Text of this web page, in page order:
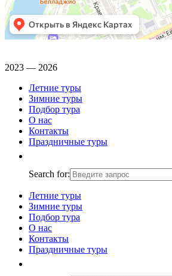
2023 — 2026
Летние туры
Зимние туры
Подбор тура
О нас
Контакты
Праздничные туры
Search for:
Летние туры
Зимние туры
Подбор тура
О нас
Контакты
Праздничные туры